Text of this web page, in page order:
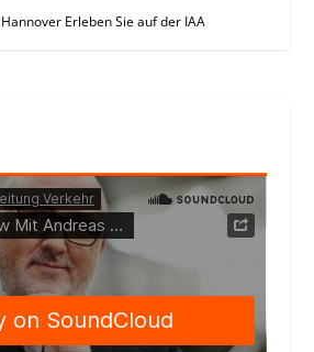
Erleben Sie auf der IAA